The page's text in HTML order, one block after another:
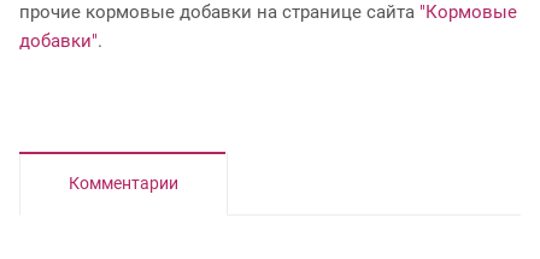
прочие кормовые добавки на странице сайта "Кормовые
добавки".
Комментарии